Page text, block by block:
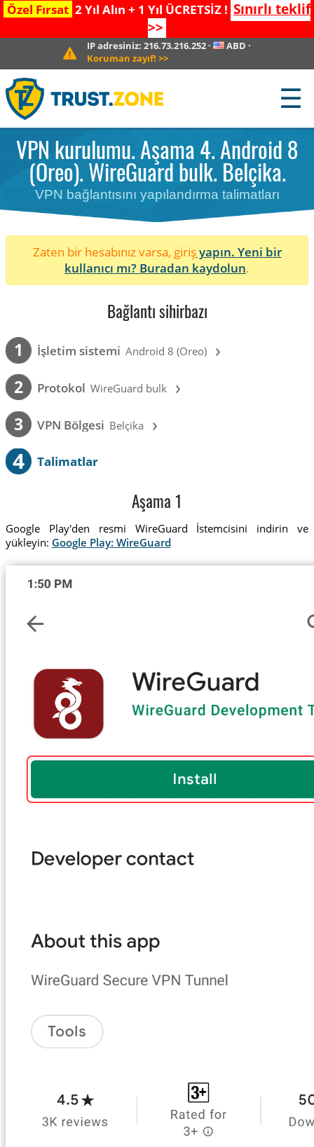
Özel Fırsat 2 Yıl Alın + 1 Yıl ÜCRETSİZ ! Sınırlı teklif
>>
IP adresiniz:216.73.216.252 · ABD ·
Koruman zayıf! >>
☰
VPN kurulumu. Aşama 4. Android 8
(Oreo). WireGuard bulk. Belçika.
VPN bağlantısını yapılandırma talimatları
Zaten bir hesabınız varsa, girişyapın. Yeni bir
kullanıcı mı? Buradan kaydolun.
Bağlantı sihirbazı
1 İşletim sistemi Android 8 (Oreo) ›
2 Protokol WireGuard bulk ›
3 VPN Bölgesi Belçika ›
4 Talimatlar
Aşama 1
Google Play'den resmi WireGuard İstemcisini indirin ve
yükleyin: Google Play: WireGuard